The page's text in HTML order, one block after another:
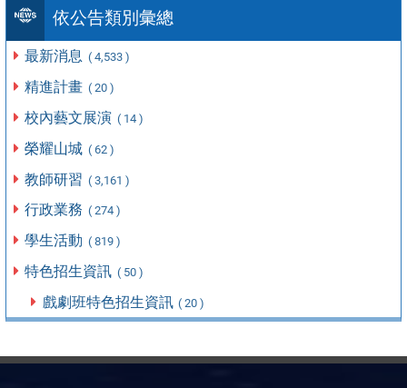
依公告類別彙總
最新消息 ( 4,533 )
精進計畫 ( 20 )
校內藝文展演 ( 14 )
榮耀山城 ( 62 )
教師研習 ( 3,161 )
行政業務 ( 274 )
學生活動 ( 819 )
特色招生資訊 ( 50 )
戲劇班特色招生資訊 ( 20 )